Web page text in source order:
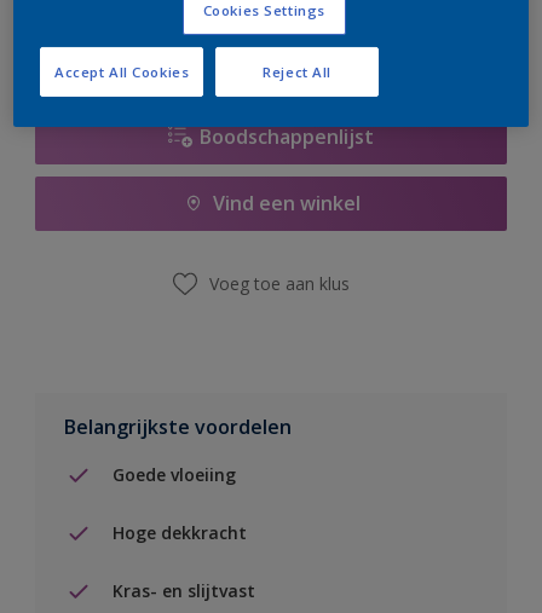
Boodschappenlijst
Vind een winkel
Voeg toe aan klus
Belangrijkste voordelen
Goede vloeiing
Hoge dekkracht
Kras- en slijtvast
Cookies Settings
Reject All
Accept All Cookies